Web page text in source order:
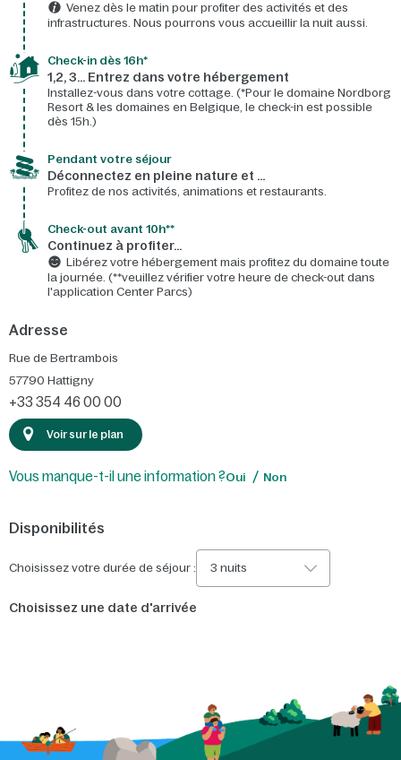
Venez dès le matin pour profiter des activités et des
infrastructures. Nous pourrons vous accueillir la nuit aussi.
Check-in dès 16h*​
1,2, 3… Entrez dans votre hébergement
Installez-vous dans votre cottage. (*Pour le domaine Nordborg
Resort & les domaines en Belgique, le check-in est possible
dès 15h.)
Pendant votre séjour
Déconnectez en pleine nature et …
Profitez de nos activités, animations et restaurants.
Check-out avant 10h**
Continuez à profiter…
Libérez votre hébergement mais profitez du domaine toute
la journée. (**veuillez vérifier votre heure de check-out dans
l'application Center Parcs)
Adresse
Rue de Bertrambois
57790 Hattigny
+33 354 46 00 00
Voir sur le plan
Vous manque-t-il une information ?Oui Non
Disponibilités
Choisissez votre durée de séjour : 3 nuits
Choisissez une date d'arrivée